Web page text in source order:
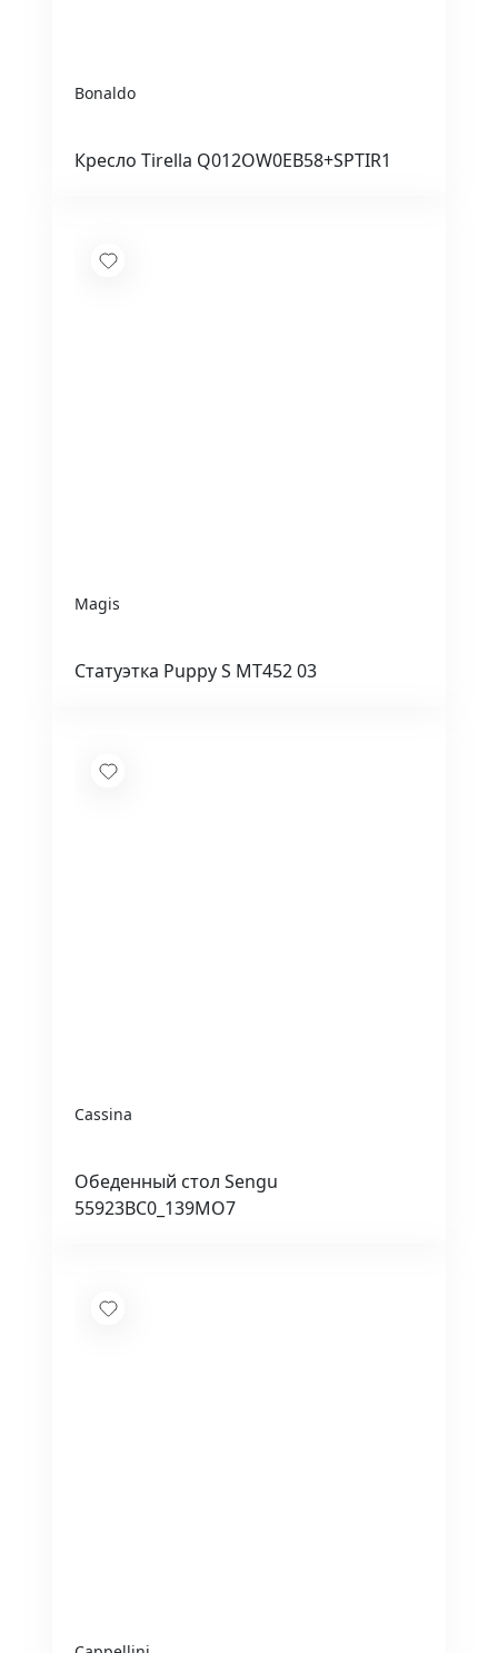
Bonaldo
Кресло Tirella Q012OW0EB58+SPTIR1
Magis
Статуэтка Puppy S MT452 03
Cassina
Обеденный стол Sengu
55923BC0_139MO7